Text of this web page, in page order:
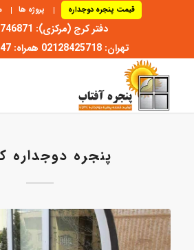
قیمت پنجره دوجداره پروژه ها
دفتر کرج (مرکزی): 02632746871
تهران: 02128425718 همراه: 09120591647
پنجره دوجداره